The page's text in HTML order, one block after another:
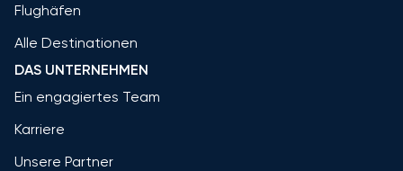
Flughäfen
Alle Destinationen
DAS UNTERNEHMEN
Ein engagiertes Team
Karriere
Unsere Partner